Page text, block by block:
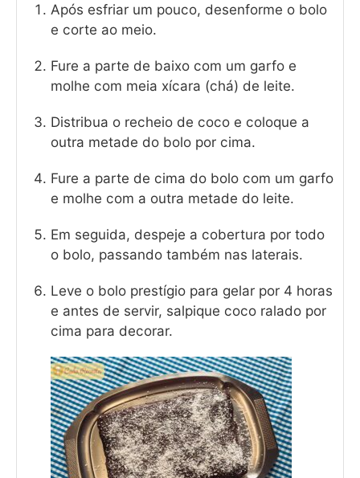
Após esfriar um pouco, desenforme o bolo
e corte ao meio.
Fure a parte de baixo com um garfo e
molhe com meia xícara (chá) de leite.
Distribua o recheio de coco e coloque a
outra metade do bolo por cima.
Fure a parte de cima do bolo com um garfo
e molhe com a outra metade do leite.
Em seguida, despeje a cobertura por todo
o bolo, passando também nas laterais.
Leve o bolo prestígio para gelar por 4 horas
e antes de servir, salpique coco ralado por
cima para decorar.